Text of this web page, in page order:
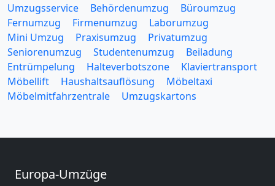
Umzugsservice Behördenumzug
Büroumzug
Fernumzug
Firmenumzug
Laborumzug
Mini Umzug
Praxisumzug
Privatumzug
Seniorenumzug
Studentenumzug
Beiladung
Entrümpelung
Halteverbotszone
Klaviertransport
Möbellift
Haushaltsauflösung
Möbeltaxi
Möbelmitfahrzentrale
Umzugskartons
Europa-Umzüge